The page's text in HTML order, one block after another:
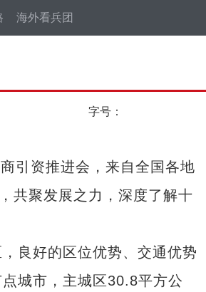
海外看兵团
字号：
资推进会，来自全国各地
共聚发展之力，深度了解十
良好的区位优势、交通优势
城市，主城区30.8平方公